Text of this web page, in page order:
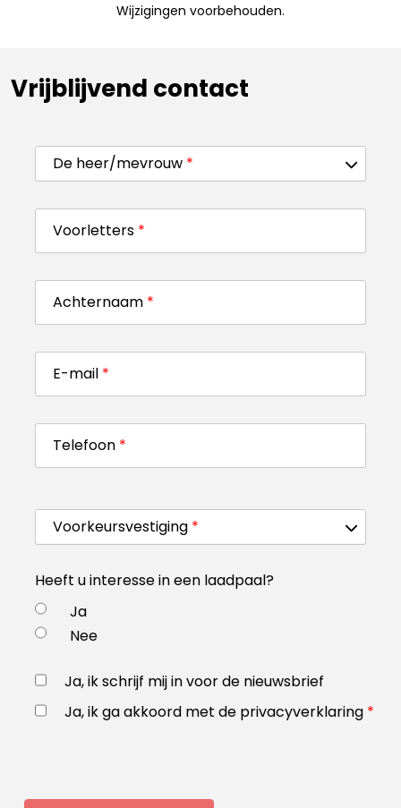
Wijzigingen voorbehouden.
Vrijblijvend contact
De heer/mevrouw *
Voorletters *
Achternaam *
E-mail *
Telefoon *
Voorkeursvestiging *
Ja
Nee
Heeft u interesse in een laadpaal?
Ja, ik schrijf mij in voor de nieuwsbrief
Ja, ik ga akkoord met de privacyverklaring *